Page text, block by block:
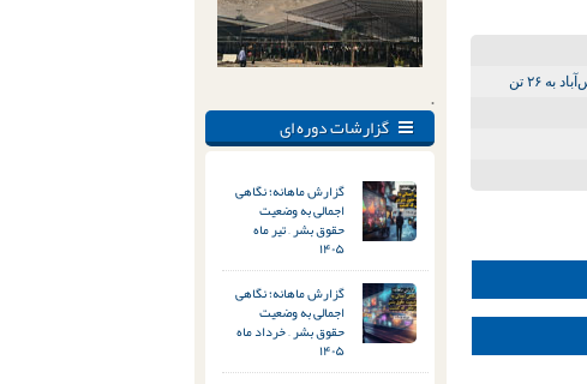
.
گزارشات دوره ای
گزارش ماهانه؛ نگاهی
اجمالی به وضعیت
حقوق بشر – تیر ماه
۱۴۰۵
گزارش ماهانه؛ نگاهی
اجمالی به وضعیت
حقوق بشر – خرداد ماه
۱۴۰۵